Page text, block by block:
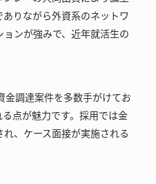
りながら外資系のネットワ
ンが強みで、近年就活生の
金調達案件を多数手がけてお
点が魅力です。採用では金
、ケース面接が実施される